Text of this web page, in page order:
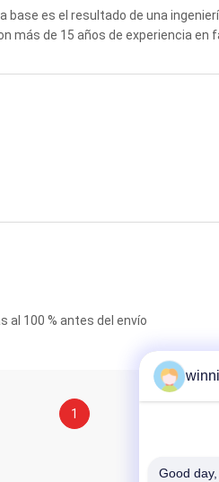
base es el resultado de una
más de 15 años de experiencia
al 100 % antes del envío
1
Good